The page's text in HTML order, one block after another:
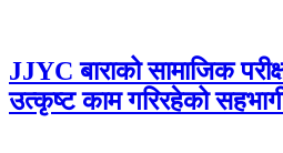
JJYC बाराको सामाजिक
उत्कृष्ट काम गरिरहेको